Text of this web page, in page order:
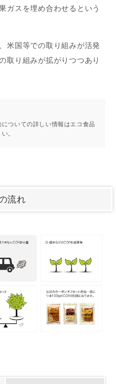
ガスを埋め合わせるという
米国等での取り組みが活発
取り組みが拡がりつつあり
ついての詳しい情報はエコ食品
。
流れ